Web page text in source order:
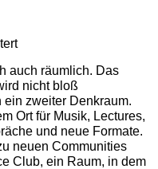
auch räumlich. Das
nicht bloß
zweiter Denkraum.
Ort für Musik, Lectures,
und neue Formate.
neuen Communities
Club, ein Raum, in dem